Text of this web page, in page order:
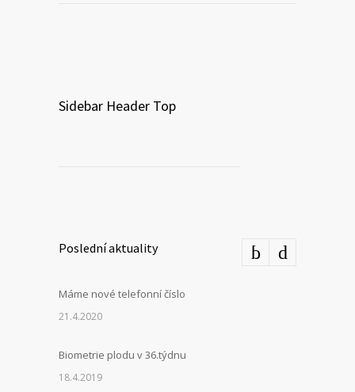
Sidebar Header Top
Poslední aktuality
Máme nové telefonní číslo
21.4.2020
Biometrie plodu v 36.týdnu
18.4.2019